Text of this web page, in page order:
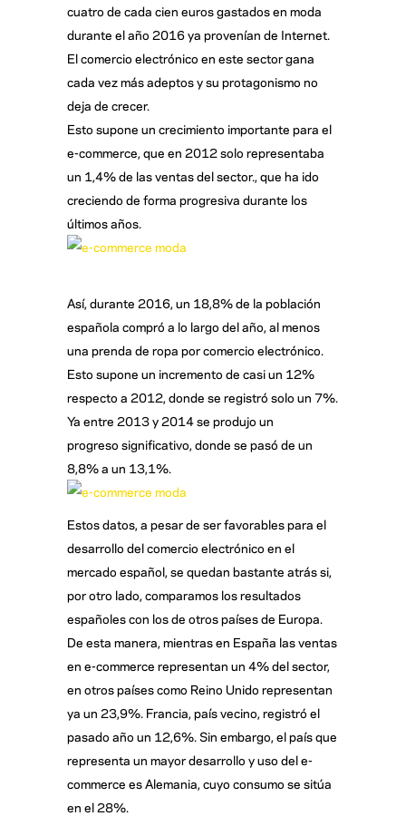
cuatro de cada cien euros gastados en moda
durante el año 2016 ya provenían de Internet.
El comercio electrónico en este sector gana
cada vez más adeptos y su protagonismo no
deja de crecer.
Esto supone un crecimiento importante para el
e-commerce, que en 2012 solo representaba
un 1,4% de las ventas del sector., que ha ido
creciendo de forma progresiva durante los
últimos años.
Así, durante 2016, un 18,8% de la población
española compró a lo largo del año, al menos
una prenda de ropa por comercio electrónico.
Esto supone un incremento de casi un 12%
respecto a 2012, donde se registró solo un 7%.
Ya entre 2013 y 2014 se produjo un
progreso significativo, donde se pasó de un
8,8% a un 13,1%.
Estos datos, a pesar de ser favorables para el
desarrollo del comercio electrónico en el
mercado español, se quedan bastante atrás si,
por otro lado, comparamos los resultados
españoles con los de otros países de Europa.
De esta manera, mientras en España las ventas
en e-commerce representan un 4% del sector,
en otros países como Reino Unido representan
ya un 23,9%. Francia, país vecino, registró el
pasado año un 12,6%. Sin embargo, el país que
representa un mayor desarrollo y uso del e-
commerce es Alemania, cuyo consumo se sitúa
en el 28%.